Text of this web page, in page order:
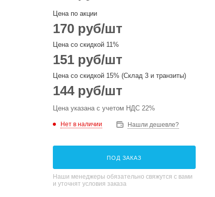
Цена по акции
170 руб/шт
Цена со скидкой 11%
151 руб/шт
Цена со скидкой 15% (Склад 3 и транзиты)
144руб/шт
Цена указана с учетом НДС 22%
Нет в наличии Нашли дешевле?
ПОД ЗАКАЗ
Наши менеджеры обязательно свяжутся с вами
и уточнят условия заказа